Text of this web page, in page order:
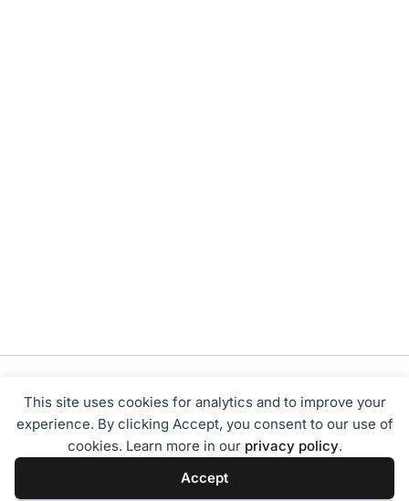
This site uses cookies for analytics and to improve your
experience. By clicking Accept, you consent to our use of
cookies. Learn more in our privacy policy.
Accept
Tentang Kami Redaksi Disclaimer
Privacy Policy
Pedoman Media Siber